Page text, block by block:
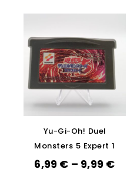
Yu-Gi-Oh! Duel
Monsters 5 Expert 1
6,99 € – 9,99 €